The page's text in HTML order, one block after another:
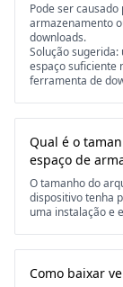
Pode ser
armazenamento
downloads.
Solução sugerida:
espaço suficiente
ferramenta de
Qual é o
espaço de
O tamanho do
dispositivo tenha
uma instalação e
Como baixar